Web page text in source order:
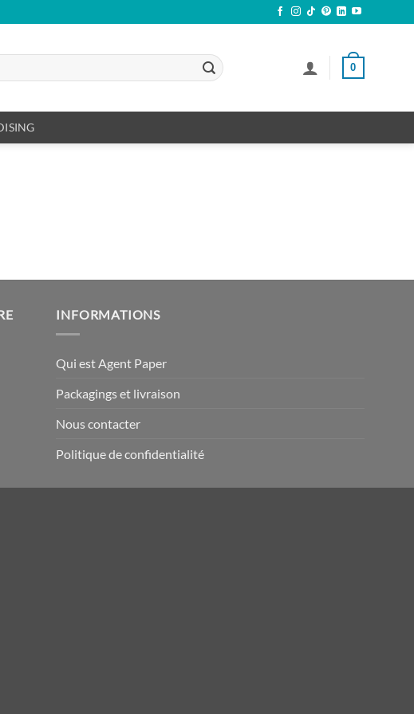
0
INFORMATIONS
Qui est Agent Paper
Packagings et livraison
Nous contacter
Politique de confidentialité